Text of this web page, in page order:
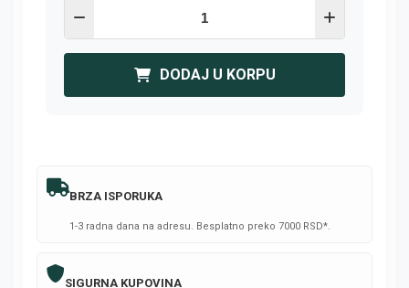
DODAJ U KORPU
BRZA ISPORUKA
1-3 radna dana na adresu. Besplatno preko 7000 RSD*.
SIGURNA KUPOVINA